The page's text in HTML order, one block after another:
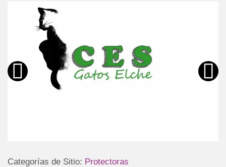
Categorías de Sitio: Protectoras